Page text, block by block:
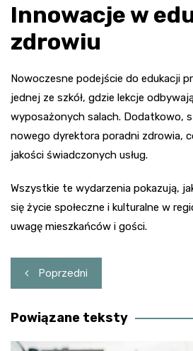
Innowacje w
zdrowiu
Nowoczesne podejście do edukacji
jednej ze szkół, gdzie lekcje
wyposażonych salach. Dodatkowo,
nowego dyrektora poradni zdrowia,
jakości świadczonych usług.
Wszystkie te wydarzenia pokazują,
się życie społeczne i kulturalne w
uwagę mieszkańców i gości.
Nawigacja
wpisu
Poprzedni
Powiązane teksty